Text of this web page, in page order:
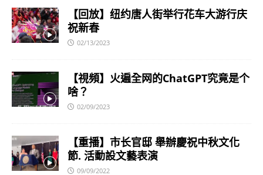
【回放】纽约唐人街举行花车大游行庆
祝新春
02/13/2023
【視頻】火遍全网的ChatGPT究竟是个
啥？
02/09/2023
【重播】市长官邸 舉辦慶祝中秋文化
節. 活動設文藝表演
09/09/2022